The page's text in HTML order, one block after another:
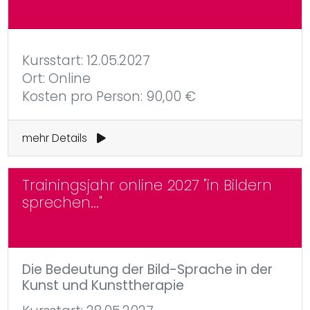
Kursstart: 12.05.2027
Ort: Online
Kosten pro Person: 90,00 €
mehr Details
Trainingsjahr online 2027 "in Bildern
sprechen..."
Die Bedeutung der Bild-Sprache in der
Kunst und Kunsttherapie